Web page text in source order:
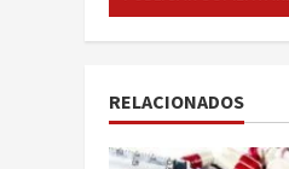
RELACIONADOS